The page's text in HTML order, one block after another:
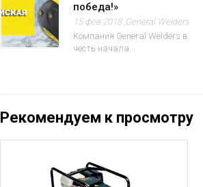
победа!»
15 фев 2018 ,General Welders
Компания General Welders в
честь начала...
Рекомендуем к просмотру